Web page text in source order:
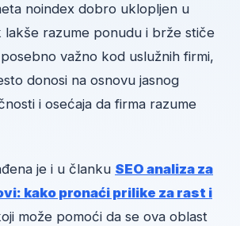
noindex dobro uklopljen u
lakše razume ponudu i brže stiče
važno kod uslužnih firmi,
donosi na osnovu jasnog
i osećaja da firma razume
je i u članku SEO analiza za
kako pronaći prilike za rast i
može pomoći da se ova oblast